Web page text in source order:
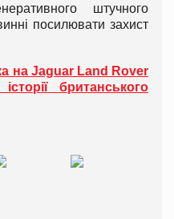
штучного
посилювати захист
на Jaguar Land Rover
британського